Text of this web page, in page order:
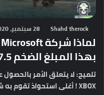
Shahd therock 28 سبتمبر، 2020
بهذا المبلغ الضخم 7.5مليار دولار؟
تلميح: لا يتعلق الأمر
XBOX ! أغلى استحواذ تقوم به شركة Microsoft في…